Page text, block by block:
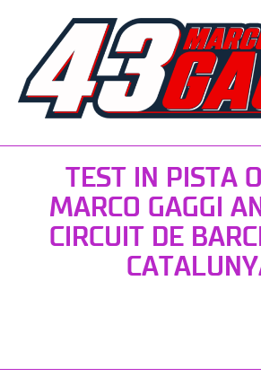
TEST IN PISTA
MARCO GAGGI
CIRCUIT DE